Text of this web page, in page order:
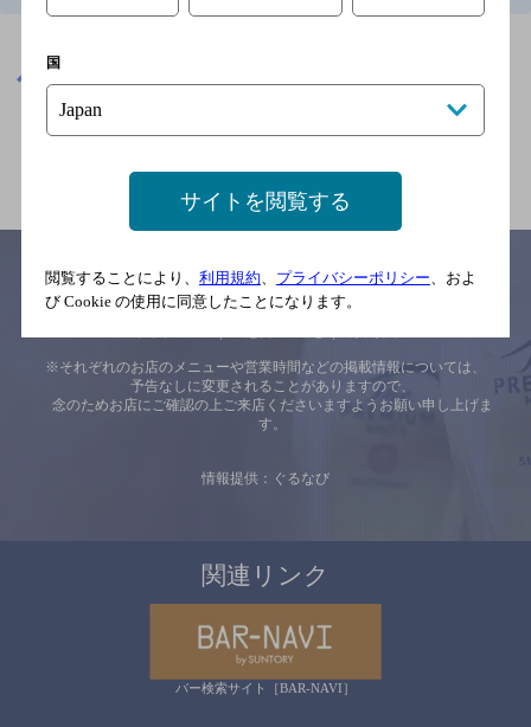
※それぞれのお店のメニューや営業時間などの掲載情報については、
予告なしに変更されることがありますので、
念のためお店にご確認の上ご来店くださいますようお願い申し上げま
す。
情報提供：ぐるなび
関連リンク
バー検索サイト［BAR-NAVI］
国
サイトを閲覧する
閲覧することにより、 利用規約 プライバシーポリシー 、およ
び Cookie の使用に同意したことになります。